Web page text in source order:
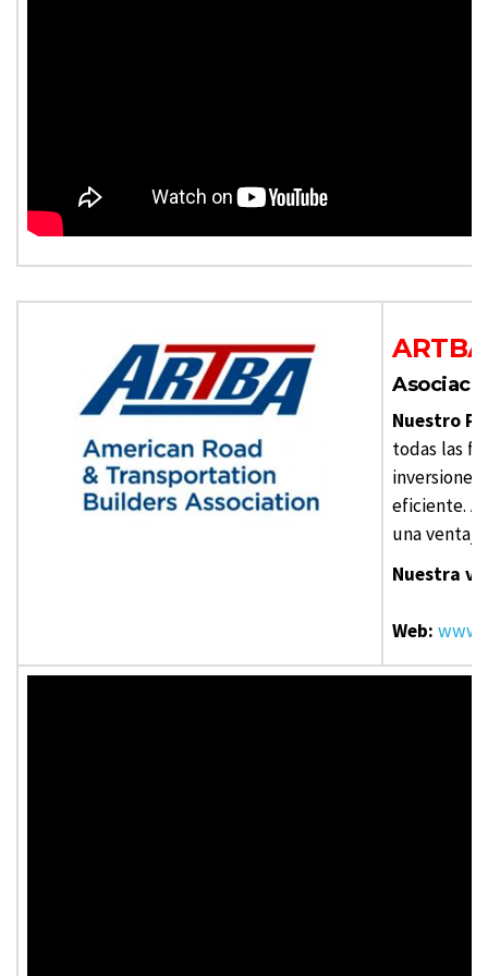
Nuestro
todas las
eficiente.
una
Nuestra
Web: